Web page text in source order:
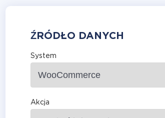
ŹRÓDŁO DANYCH
System
Akcja